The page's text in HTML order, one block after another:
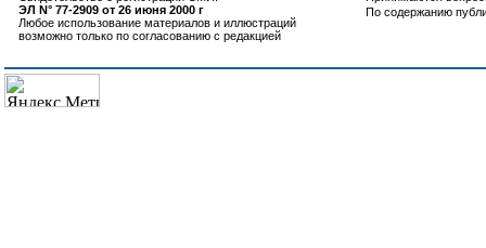
ЭЛ N° 77-2909 от 26 июня 2000 г
Любое использование материалов и иллюстраций
возможно только по согласованию с редакцией
По содержанию